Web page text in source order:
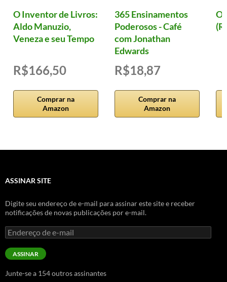
O Inventor de Livros:
Aldo Manuzio,
Veneza e seu Tempo
R$166,50
Comprar na
Amazon
365 Ensinamentos
Poderosos - Café
com Jonathan
Edwards
R$18,87
Comprar na
Amazon
ASSINAR SITE
Digite seu endereço de e-mail para assinar este site e receber
notificações de novas publicações por e-mail.
Endereço
de
e-
mailASSINAR
Junte-se a 154 outros assinantes